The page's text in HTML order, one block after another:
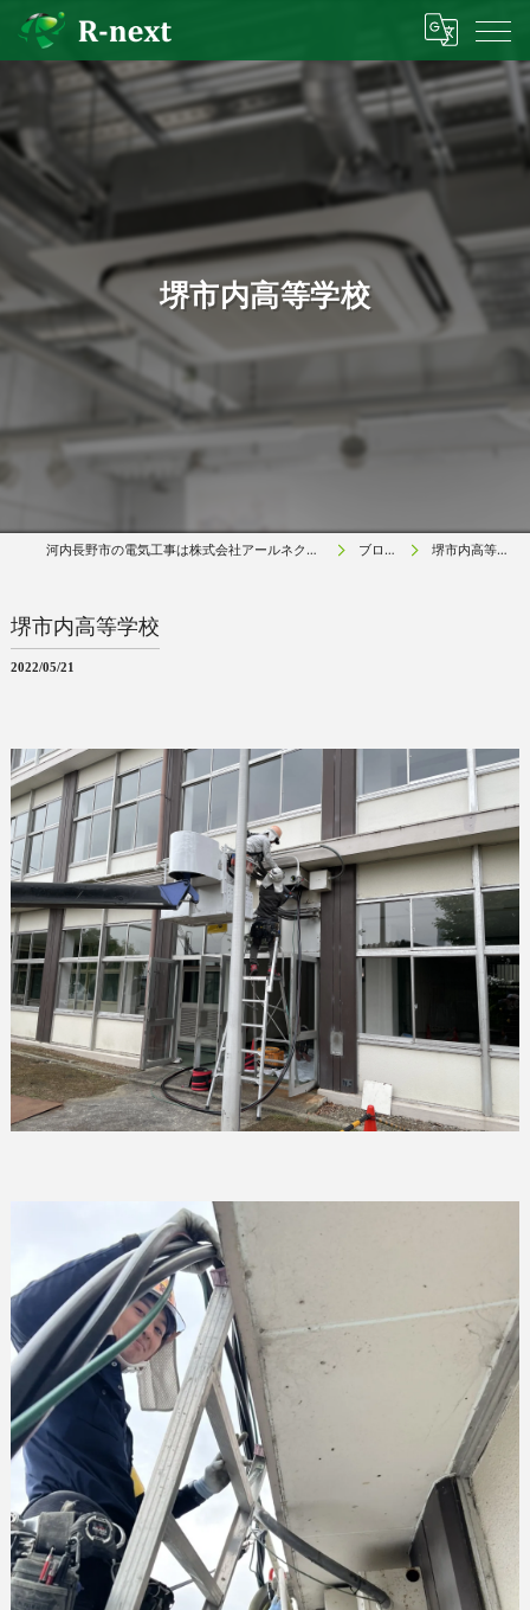
堺市内高等学校
河内長野市の電気工事は株式会社アールネクスト ブログ 堺市内高等学校
堺市内高等学校
2022/05/21